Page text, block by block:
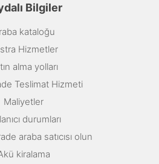
Bilgiler
kataloğu
Hizmetler
alma yolları
Teslimat Hizmeti
Maliyetler
durumları
araba satıcısı olun
kiralama